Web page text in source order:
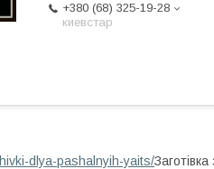
+380 (68) 325-19-28
киевстар
dlya-pashalnyih-yaits/